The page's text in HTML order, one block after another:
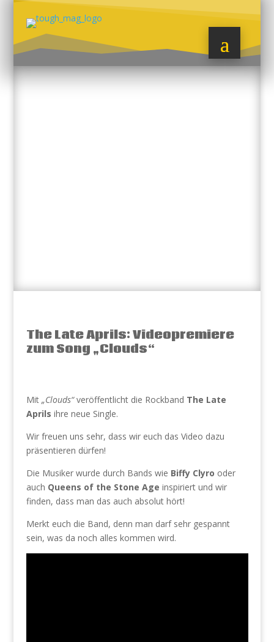
The Late Aprils: Videopremiere
zum Song „Clouds“
Mit „Clouds“veröffentlicht die Rockband The Late
Aprils ihre neue Single.
Wir freuen uns sehr, dass wir euch das Video dazu
präsentieren dürfen!
Die Musiker wurde durch Bands wie Biffy Clyro oder
auch Queens of the Stone Age inspiriert und wir
finden, dass man das auch absolut hört!
Merkt euch die Band, denn man darf sehr gespannt
sein, was da noch alles kommen wird.